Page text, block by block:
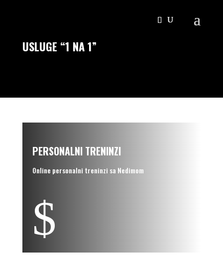
USLUGE “1 NA 1”
PERSONALNI TRENINZI
Online personalni treninzi sa Nedimom
$